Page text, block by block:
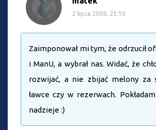
2 lipca 2008, 23:10
Zaimponował mi tym, że odrzucił
i ManU, a wybrał nas. Widać, że
rozwijać, a nie zbijać melony za
ławce czy w rezerwach.
nadzieje :)